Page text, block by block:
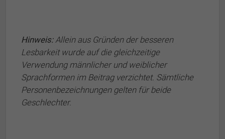
Hinweis:Allein aus Gründen der besseren
Lesbarkeit wurde auf die gleichzeitige
Verwendung männlicher und weiblicher
Sprachformen im Beitrag verzichtet. Sämtliche
Personenbezeichnungen gelten für beide
Geschlechter.